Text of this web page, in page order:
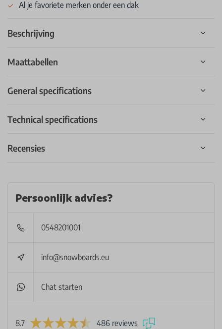
Al je favoriete merken onder een dak
Beschrijving
Maattabellen
General specifications
Technical specifications
Recensies
Persoonlijk advies?
0548201001
info@snowboards.eu
Chat starten
8.7 486 reviews